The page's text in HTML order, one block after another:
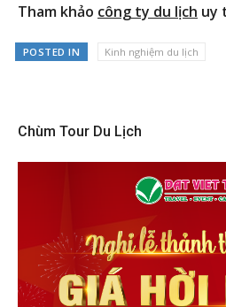
Tham khảo công ty du lịch uy
POSTED IN Kinh nghiệm du lịch
Chùm Tour Du Lịch